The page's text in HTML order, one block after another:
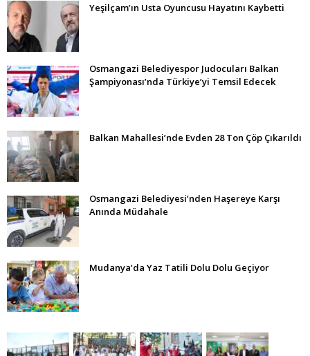
Yeşilçam’ın Usta Oyuncusu Hayatını Kaybetti
Osmangazi Belediyespor Judocuları Balkan
Şampiyonası’nda Türkiye’yi Temsil Edecek
Balkan Mahallesi’nde Evden 28 Ton Çöp Çıkarıldı
Osmangazi Belediyesi’nden Haşereye Karşı
Anında Müdahale
Mudanya’da Yaz Tatili Dolu Dolu Geçiyor